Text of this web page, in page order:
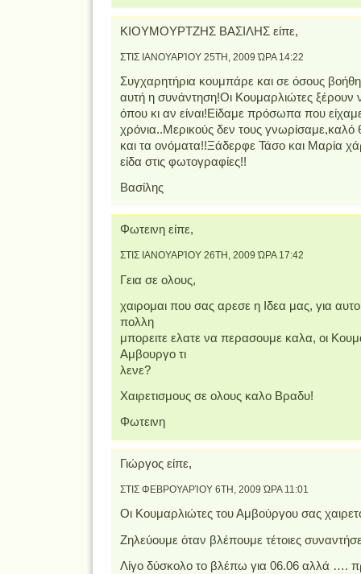
ΚΙΟΥΜΟΥΡΤΖΗΣ ΒΑΣΙΛΗΣ είπε,
ΣΤΙΣ ΙΑΝΟΥΑΡΊΟΥ 25TH, 2009 ΏΡΑ 14:22
Συγχαρητήρια κουμπάρε και σε όσους
αυτή η συνάντηση!Οι Κουμαρλιώτες ξέρουν
όπου κι αν είναι!Είδαμε πρόσωπα που
χρόνια..Μερικούς δεν τους
και τα ονόματα!!Ξάδερφε Τάσο και Μαρία
είδα στις φωτογραφίες!!
Βασίλης
Φωτεινη είπε,
ΣΤΙΣ ΙΑΝΟΥΑΡΊΟΥ 26TH, 2009 ΏΡΑ 17:42
Γεια σε ολους,
χαιρομαι που σας αρεσε η Ιδεα μας, για
πολλη
μπορειτε ελατε να περασουμε καλα, οι
Αμβουργο τι
λενε?
Χαιρετισμους σε ολους καλο Βραδυ!
Φωτεινη
Γιώργος είπε,
ΣΤΙΣ ΦΕΒΡΟΥΑΡΊΟΥ 6TH, 2009 ΏΡΑ 11:01
Οι Κουμαρλιώτες του Αμβούργου σας
Ζηλεύουμε όταν βλέπουμε τέτοιες
Λίγο δύσκολο το βλέπω για 06.06 αλλά ….